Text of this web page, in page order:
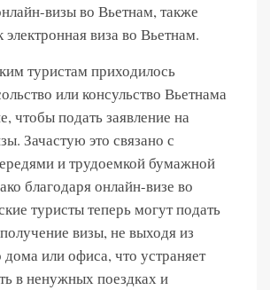
визы во Вьетнам, также
электронная виза во Вьетнам.
туристам приходилось
или консульство Вьетнама
чтобы подать заявление на
Зачастую это связано с
и трудоемкой бумажной
благодаря онлайн-визе во
туристы теперь могут подать
визы, не выходя из
дома или офиса, что устраняет
в ненужных поездках и